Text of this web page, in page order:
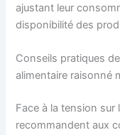
ajustant leur
disponibilité des
Conseils pratiques
alimentaire raisonné
Face à la tension sur
recommandent aux